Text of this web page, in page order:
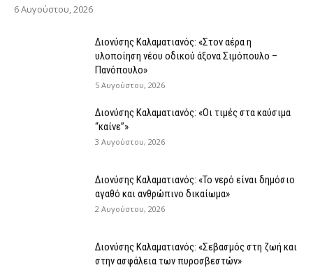
6 Αυγούστου, 2026
Διονύσης Καλαματιανός: «Στον αέρα η
υλοποίηση νέου οδικού άξονα Σιμόπουλο –
Πανόπουλο»
5 Αυγούστου, 2026
Διονύσης Καλαματιανός: «Οι τιμές στα καύσιμα
“καίνε”»
3 Αυγούστου, 2026
Διονύσης Καλαματιανός: «Το νερό είναι δημόσιο
αγαθό και ανθρώπινο δικαίωμα»
2 Αυγούστου, 2026
Διονύσης Καλαματιανός: «Σεβασμός στη ζωή και
στην ασφάλεια των πυροσβεστών»